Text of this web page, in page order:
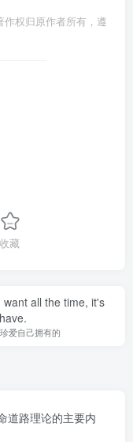
权归原作者所有，遵
收藏
all the time, it's
爱自己拥有的
道路理论的主要内